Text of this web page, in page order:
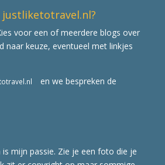
voor een of meerdere blogs over
naar keuze, eventueel met linkjes
en we bespreken de
mijn passie. Zie je een foto die je